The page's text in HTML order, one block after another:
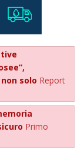
solo Report
Primo